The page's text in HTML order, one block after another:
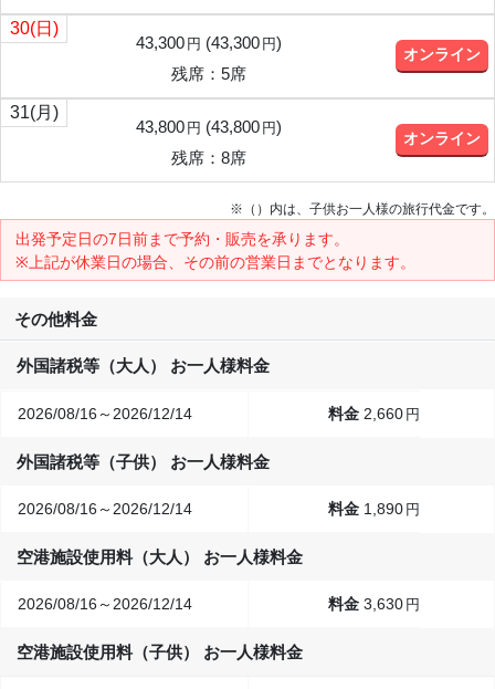
30(日)
43,300 円 (43,300 円)
残席：5席
オンライン
31(月)
43,800 円 (43,800 円)
残席：8席
オンライン
※（）内は、子供お一人様の旅行代金です。
出発予定日の7日前まで予約・販売を承ります。
※上記が休業日の場合、その前の営業日までとなります。
その他料金
外国諸税等（大人） お一人様料金
2026/08/16～2026/12/14 2,660 円
外国諸税等（子供） お一人様料金
2026/08/16～2026/12/14 1,890 円
空港施設使用料（大人） お一人様料金
2026/08/16～2026/12/14 3,630 円
空港施設使用料（子供） お一人様料金